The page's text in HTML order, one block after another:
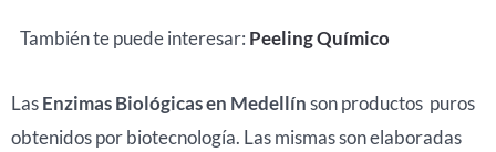
También te puede interesar: Peeling Químico
LasEnzimas Biológicas en Medellínson productos puros
obtenidos por biotecnología. Las mismas son elaboradas